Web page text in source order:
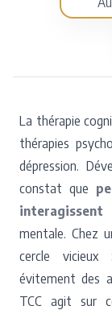
La thérapie
thérapies
dépression.
constat que
interagissent
mentale. Chez
cercle vicieux
évitement des
TCC agit sur